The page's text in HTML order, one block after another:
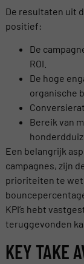
De resultaten uit
positief:
De
ROI.
De hoge
organische
Bereik van
Een belangrijk
campagnes, zijn
prioriteiten te
KPI’s hebt
teruggevonden
KEY TAKE